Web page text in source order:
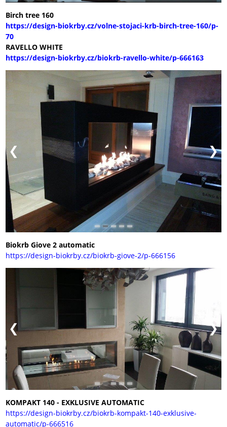
Birch tree 160
https://design-biokrby.cz/volne-stojaci-krb-birch-tree-160/p-
70
RAVELLO WHITE
https://design-biokrby.cz/biokrb-ravello-white/p-666163
Biokrb Giove 2 automatic
https://design-biokrby.cz/biokrb-giove-2/p-666156
KOMPAKT 140 - EXKLUSIVE AUTOMATIC
https://design-biokrby.cz/biokrb-kompakt-140-exklusive-
automatic/p-666516